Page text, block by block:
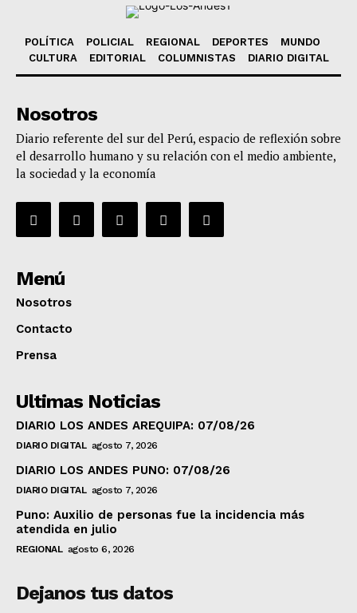
POLÍTICA POLICIAL REGIONAL DEPORTES
MUNDO
CULTURA
EDITORIAL COLUMNISTAS DIARIO DIGITAL
Nosotros
Diario referente del sur del Perú, espacio de reflexión sobre
el desarrollo humano y su relación con el medio ambiente,
la sociedad y la economía
Menú
Nosotros
Contacto
Prensa
Ultimas Noticias
DIARIO LOS ANDES AREQUIPA: 07/08/26
DIARIO DIGITAL agosto 7, 2026
DIARIO LOS ANDES PUNO: 07/08/26
DIARIO DIGITAL agosto 7, 2026
Puno: Auxilio de personas fue la incidencia más
atendida en julio
REGIONAL agosto 6, 2026
Dejanos tus datos